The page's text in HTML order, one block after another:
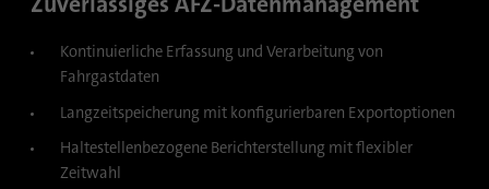
Kontinuierliche Erfassung und Verarbeitung von
Fahrgastdaten
Langzeitspeicherung mit konfigurierbaren Exportoptionen
Haltestellenbezogene Berichterstellung mit flexibler
Zeitwahl
_gat_gtag_UA_120925527_1
Anbieter Google Analytics